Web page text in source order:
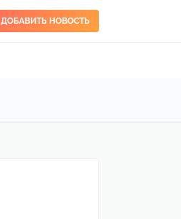
ДОБАВИТЬ НОВОСТЬ